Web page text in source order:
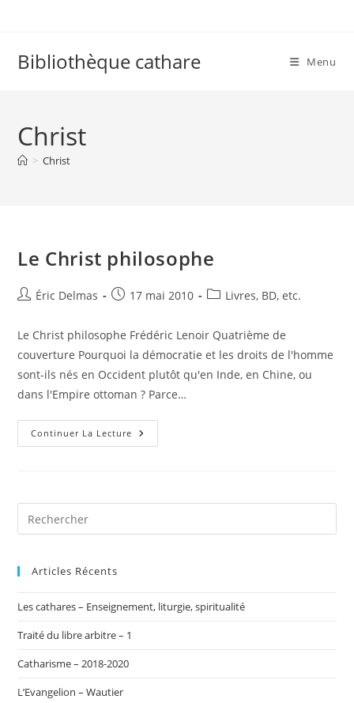
Bibliothèque cathare Menu
Christ
> Christ
Le Christ philosophe
Auteur/autrice
la
publication :
Éric Delmas
Publication
17 mai 2010
PostLivres, BD, etc.
Le Christ philosophe Frédéric Lenoir Quatrième de
couverture Pourquoi la démocratie et les droits de l'homme
sont-ils nés en Occident plutôt qu'en Inde, en Chine, ou
dans l'Empire ottoman ? Parce…
Continuer La Lecture Le
Christ
Articles Récents
Les cathares – Enseignement, liturgie, spiritualité
Traité du libre arbitre – 1
Catharisme – 2018-2020
L’Evangelion – Wautier